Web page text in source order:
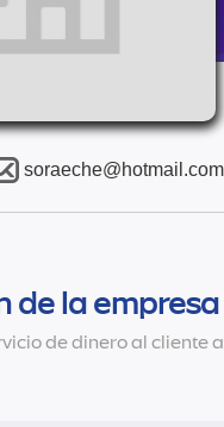
soraeche@hotmail.com
de la empresa
de dinero al cliente